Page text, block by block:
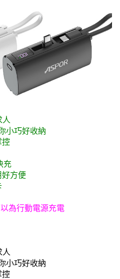
小巧好收納
控
充
方便
為行動電源充電
小巧好收納
控